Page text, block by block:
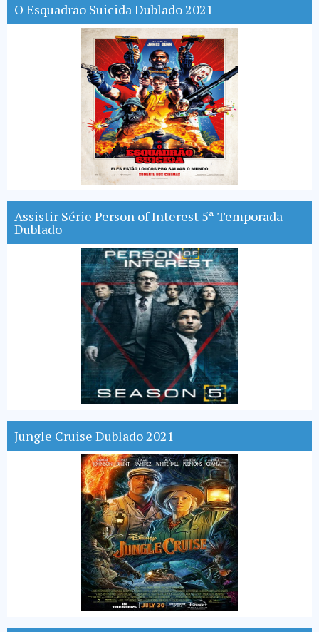
O Esquadrão Suicida Dublado 2021
Assistir Série Person of Interest 5ª Temporada
Dublado
Jungle Cruise Dublado 2021